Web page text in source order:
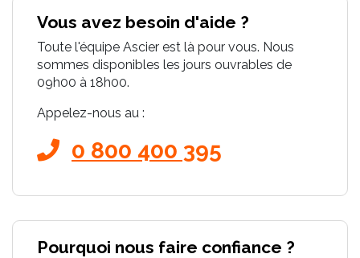
Vous avez besoin d'aide ?
Toute l'équipe Ascier est là pour vous. Nous
sommes disponibles les jours ouvrables de
09h00 à 18h00.
Appelez-nous au :
0 800 400 395
Pourquoi nous faire confiance ?